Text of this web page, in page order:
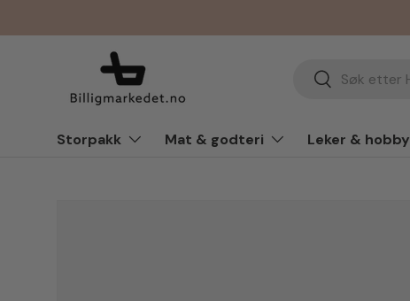
Hopp til innhold
Søk
Storpakk Mat & godteri Leker & hobby